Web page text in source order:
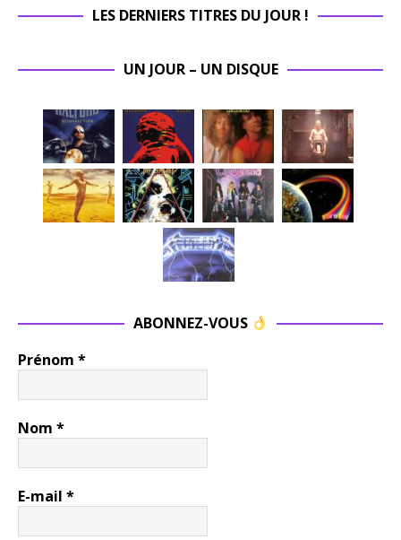
LES DERNIERS TITRES DU JOUR !
UN JOUR – UN DISQUE
ABONNEZ-VOUS
Prénom *
Nom *
E-mail *